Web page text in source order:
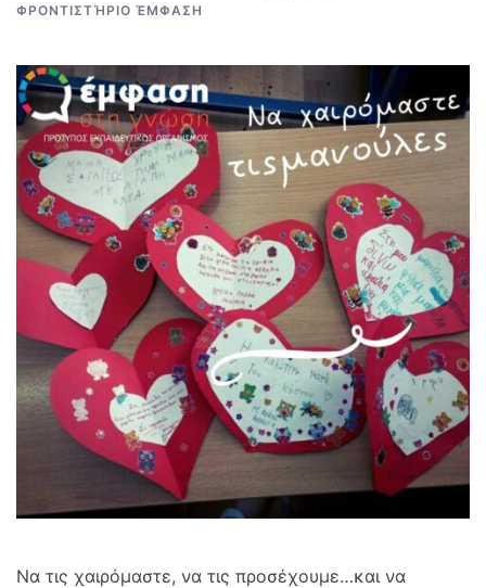
ΦΡΟΝΤΙΣΤΉΡΙΟ ΈΜΦΑΣΗ
Να τις χαιρόμαστε, να τις προσέχουμε…και να